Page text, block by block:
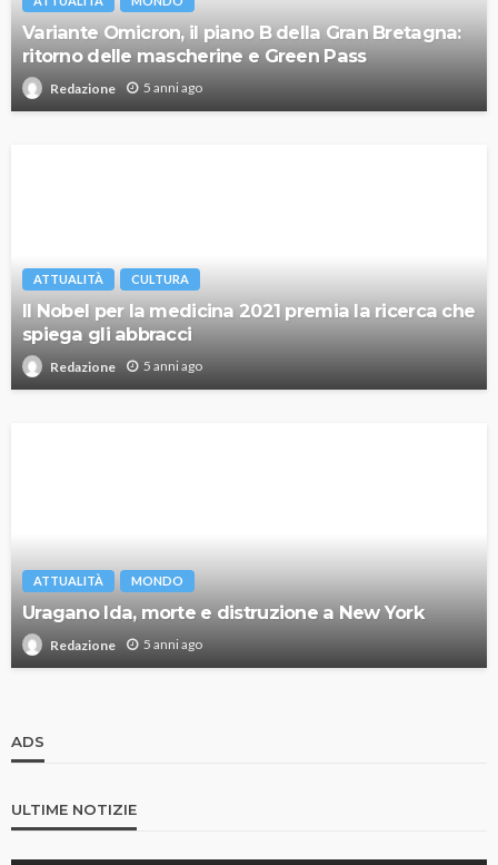
Variante Omicron, il piano B della Gran Bretagna:
ritorno delle mascherine e Green Pass
Redazione 5 anni ago
ATTUALITÀ CULTURA
Il Nobel per la medicina 2021 premia la ricerca che
spiega gli abbracci
Redazione 5 anni ago
ATTUALITÀ MONDO
Uragano Ida, morte e distruzione a New York
Redazione 5 anni ago
ADS
ULTIME NOTIZIE